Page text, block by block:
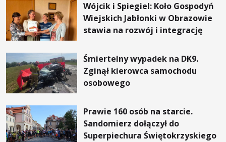
Wójcik i Spiegiel: Koło Gospodyń
Wiejskich Jabłonki w Obrazowie
stawia na rozwój i integrację
Śmiertelny wypadek na DK9.
Zginął kierowca samochodu
osobowego
Prawie 160 osób na starcie.
Sandomierz dołączył do
Superpiechura Świętokrzyskiego